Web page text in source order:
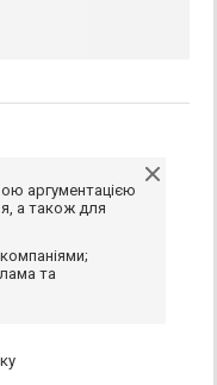
аргументацією
а також для
та